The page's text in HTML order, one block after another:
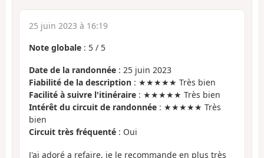
25 juin 2023 à 16:19
Note globale : 5 / 5
Date de la randonnée : 25 juin 2023
Fiabilité de la description : ★★★★★ Très bien
Facilité à suivre l'itinéraire : ★★★★★ Très bien
Intérêt du circuit de randonnée : ★★★★★ Très
bien
Circuit très fréquenté : Oui
J'ai adoré a refaire, je le recommande en plus très